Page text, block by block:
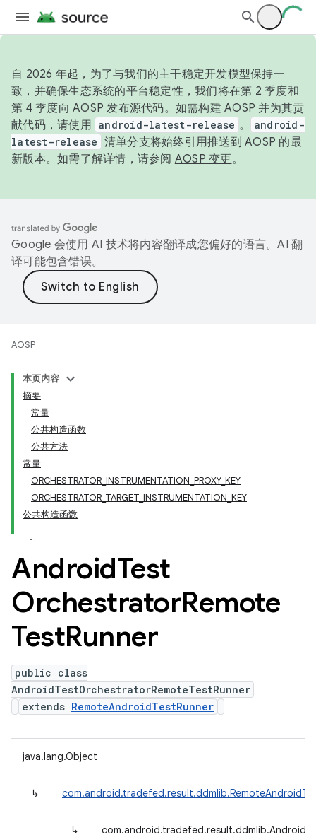
自 2026 年起，为了与我们的主干稳定开发模型保持一
致，并确保生态系统的平台稳定性，我们将在第 2 季度和
第 4 季度向 AOSP 发布源代码。如需构建 AOSP 并为其贡
献代码，请使用 android-latest-release 。
android-
latest-release 清单分支将始终引用推送到 AOSP 的最
新版本。如需了解详情，请参阅 AOSP 变更。
Google 会使用 AI 技术将内容翻译成您偏好的语言。AI 翻
译可能包含错误。
AOSP
本页内容
摘要
常量
公共构造函数
公共方法
常量
ORCHESTRATOR_INSTRUMENTATION_PROXY_KEY
ORCHESTRATOR_TARGET_INSTRUMENTATION_KEY
公共构造函数
AndroidTest
OrchestratorRemote
TestRunner
public class
AndroidTestOrchestratorRemoteTestRunner
extends RemoteAndroidTestRunner
java.lang.Object
↳
↳